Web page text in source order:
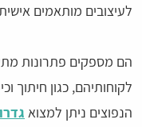
לעיצובים מותאמים
הם מספקים פתרונות
לקוחותיהם, כגון חיתוך
הנפוצים ניתן למצוא